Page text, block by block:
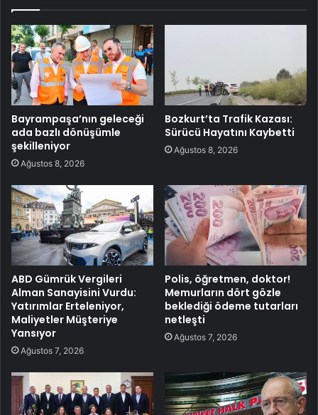
Bayrampaşa’nın geleceği
ada bazlı dönüşümle
şekilleniyor
Ağustos 8, 2026
Bozkurt’ta Trafik Kazası:
Sürücü Hayatını Kaybetti
Ağustos 8, 2026
ABD Gümrük Vergileri
Alman Sanayisini Vurdu:
Yatırımlar Erteleniyor,
Maliyetler Müşteriye
Yansıyor
Ağustos 7, 2026
Polis, öğretmen, doktor!
Memurların dört gözle
beklediği ödeme tutarları
netleşti
Ağustos 7, 2026